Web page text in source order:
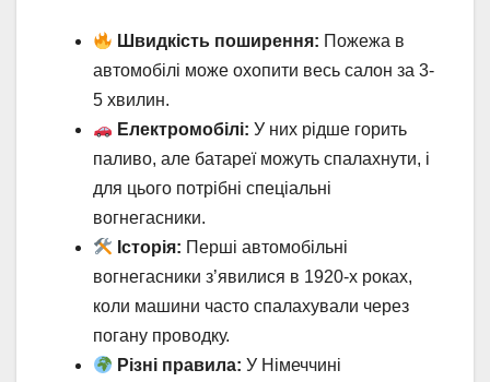
Швидкість поширення: Пожежа в
автомобілі може охопити весь салон за 3-
5 хвилин.
Електромобілі: У них рідше горить
паливо, але батареї можуть спалахнути, і
для цього потрібні спеціальні
вогнегасники.
Історія: Перші автомобільні
вогнегасники з’явилися в 1920-х роках,
коли машини часто спалахували через
погану проводку.
Різні правила: У Німеччині